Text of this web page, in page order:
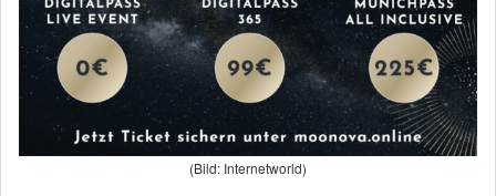
(Bild: Internetworld)